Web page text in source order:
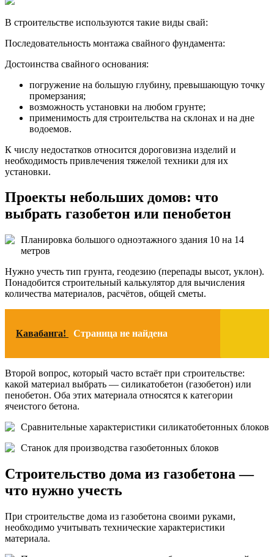
В строительстве используются такие виды свай:
Последовательность монтажа свайного фундамента:
Достоинства свайного основания:
погружение на большую глубину, превышающую точку
промерзания;
возможность установки на любом грунте;
применимость для строительства на склонах и на дне
водоемов.
К числу недостатков относится дороговизна изделий и
необходимость привлечения тяжелой техники для их
установки.
Проекты небольших домов: что
выбрать газобетон или пенобетон
Планировка большого одноэтажного здания 10 на 14
метров
Нужно учесть тип грунта, геодезию (перепады высот, уклон).
Понадобится строительный калькулятор для вычисления
количества материалов, расчётов, общей сметы.
Кавабанга! Страница не найдена
Второй вопрос, который часто встаёт при строительстве:
какой материал выбрать — силикатобетон (газобетон) или
пенобетон. Оба этих материала относятся к категории
ячеистого бетона.
Сравнительные характеристики силикатобетонных блоков
Станок для производства газобетонных блоков
Строительство дома из газобетона —
что нужно учесть
При строительстве дома из газобетона своими руками,
необходимо учитывать технические характеристики
материала.